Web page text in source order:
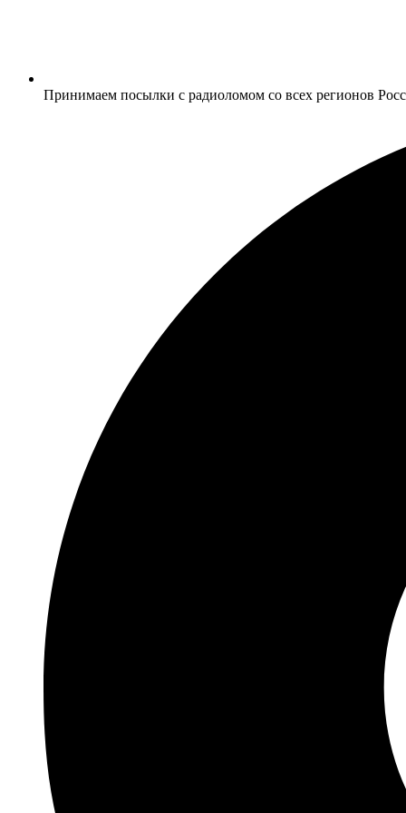
Принимаем посылки с радиоломом со всех регионов